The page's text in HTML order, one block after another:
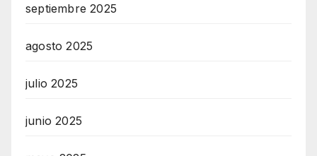
septiembre 2025
agosto 2025
julio 2025
junio 2025